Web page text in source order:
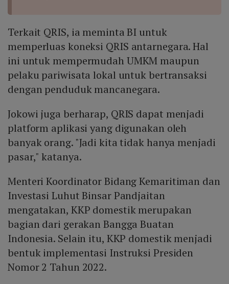
Terkait QRIS, ia meminta BI untuk
memperluas koneksi QRIS antarnegara. Hal
ini untuk mempermudah UMKM maupun
pelaku pariwisata lokal untuk bertransaksi
dengan penduduk mancanegara.
Jokowi juga berharap, QRIS dapat menjadi
platform aplikasi yang digunakan oleh
banyak orang. "Jadi kita tidak hanya menjadi
pasar," katanya.
Menteri Koordinator Bidang Kemaritiman dan
Investasi Luhut Binsar Pandjaitan
mengatakan, KKP domestik merupakan
bagian dari gerakan Bangga Buatan
Indonesia. Selain itu, KKP domestik menjadi
bentuk implementasi Instruksi Presiden
Nomor 2 Tahun 2022.